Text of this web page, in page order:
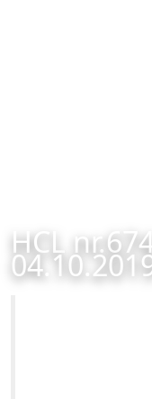
HCL